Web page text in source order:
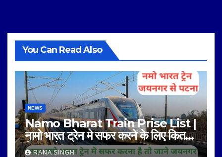
You Can Read Also
NEWS
Namo Bharat Train Prise List |
नामो भारत ट्रेन मे सफर करने के लिए कितना
किराया है |
RANA SINGH